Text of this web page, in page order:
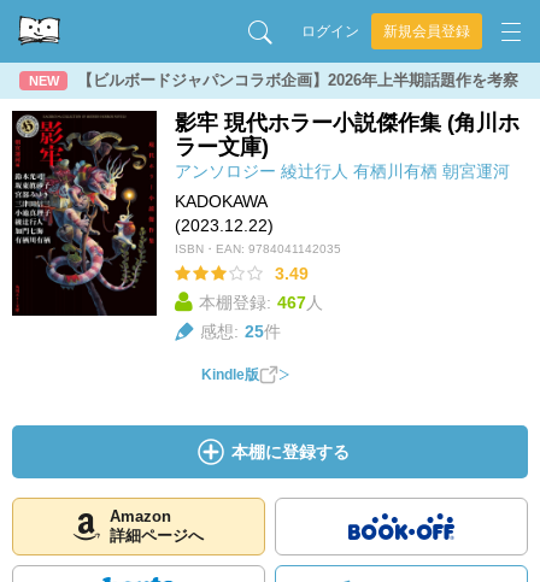
ログイン 新規会員登録
NEW 【ビルボードジャパンコラボ企画】2026年上半期話題作を考察
影牢 現代ホラー小説傑作集 (角川ホ
ラー文庫)
アンソロジー 綾辻行人 有栖川有栖 朝宮運河
KADOKAWA
(2023.12.22)
ISBN・EAN: 9784041142035
3.49
本棚登録: 467人
感想: 25件
Kindle版
本棚に登録する
Amazon
詳細ページへ